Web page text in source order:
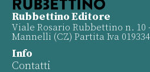
Rubbettino Editore
Viale Rosario Rubbettino n. 10
Mannelli (CZ) Partita Iva
Info
Contatti